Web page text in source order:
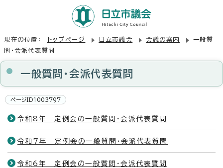
現在の位置： トップページ 日立市議会 会議の案内
一般質
問・会派代表質問
一般質問・会派代表質問
ページID1003797
令和8年 定例会の一般質問・会派代表質問
令和7年 定例会の一般質問・会派代表質問
令和6年 定例会の一般質問・会派代表質問